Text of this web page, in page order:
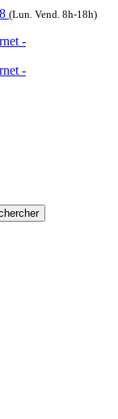
(Lun. Vend. 8h-18h)